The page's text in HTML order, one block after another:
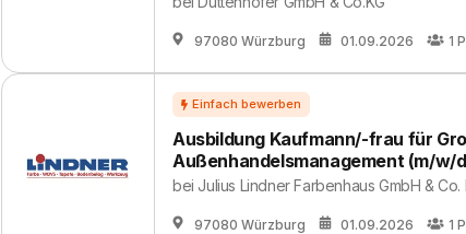
97080 Würzburg 01.09.2026 1
Ausbildung Kaufmann/-frau für
Außenhandelsmanagement (m/w/
bei Julius Lindner Farbenhaus GmbH & Co.
97080 Würzburg 01.09.2026 1